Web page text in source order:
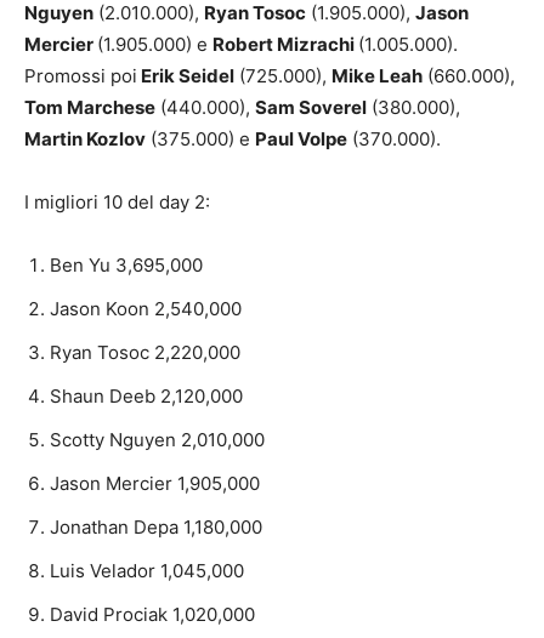
Nguyen (2.010.000), Ryan Tosoc (1.905.000), Jason
Mercier (1.905.000) e Robert Mizrachi (1.005.000).
Promossi poi Erik Seidel (725.000), Mike Leah (660.000),
Tom Marchese (440.000), Sam Soverel (380.000),
Martin Kozlov (375.000) e Paul Volpe (370.000).
I migliori 10 del day 2:
Ben Yu 3,695,000
Jason Koon 2,540,000
Ryan Tosoc 2,220,000
Shaun Deeb 2,120,000
Scotty Nguyen 2,010,000
Jason Mercier 1,905,000
Jonathan Depa 1,180,000
Luis Velador 1,045,000
David Prociak 1,020,000